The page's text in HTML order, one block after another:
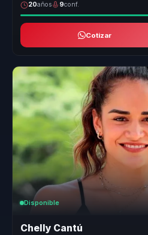
20años 9conf.
Cotizar
Disponible
Chelly Cantú